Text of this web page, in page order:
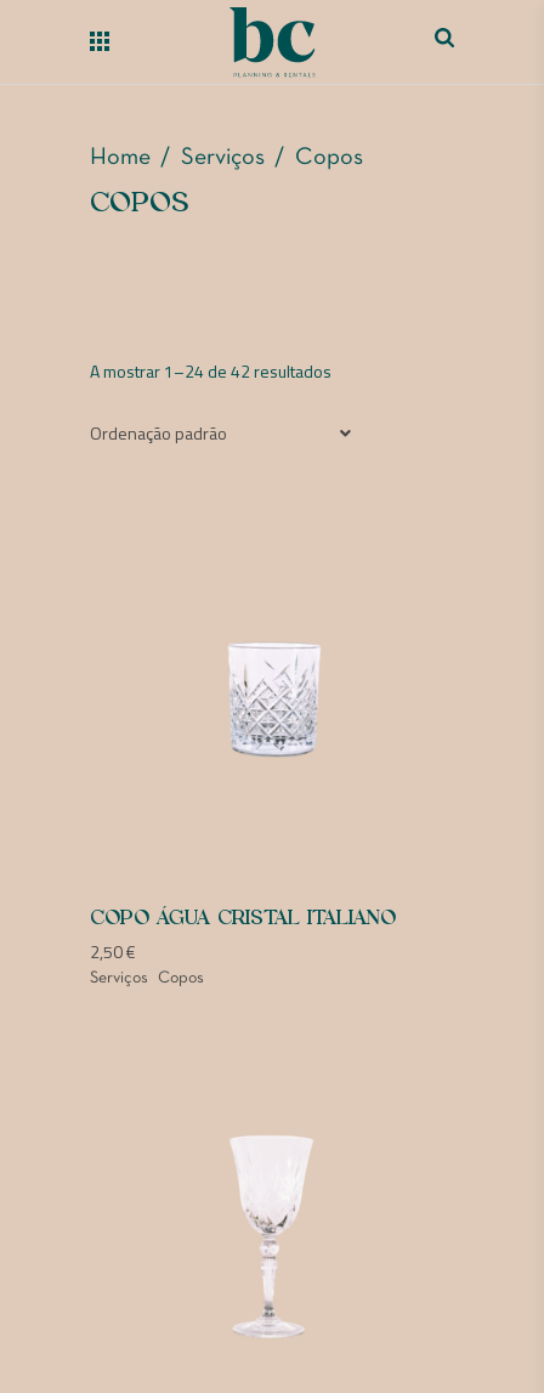
Home / Serviços / Copos
COPOS
A mostrar 1–24 de 42 resultados
Ordenação padrão
COPO ÁGUA CRISTAL ITALIANO
2,50€
Serviços Copos